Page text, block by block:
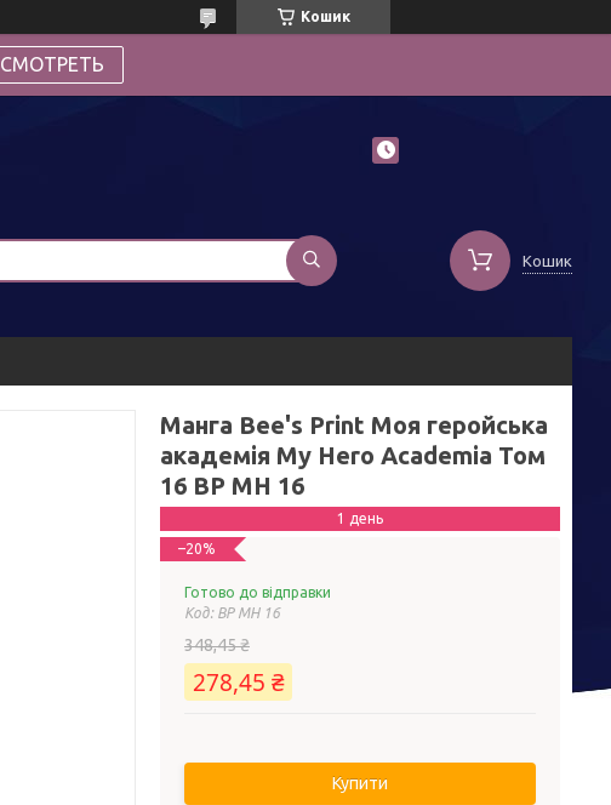
Кошик
СМОТРЕТЬ
Кошик
Манга Bee's Print Моя геройська
академія My Hero Academia Том
16 BP MH 16
1 день
–20%
Готово до відправки
Код: BP MH 16
348,45 ₴
278,45 ₴
Купити